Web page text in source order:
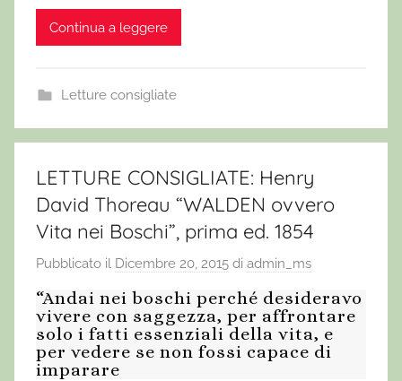
Continua a leggere
Letture consigliate
LETTURE CONSIGLIATE: Henry
David Thoreau “WALDEN ovvero
Vita nei Boschi”, prima ed. 1854
Pubblicato il Dicembre 20, 2015 di admin_ms
“Andai nei boschi perché desideravo
vivere con saggezza, per affrontare
solo i fatti essenziali della vita, e
per vedere se non fossi capace di
imparare